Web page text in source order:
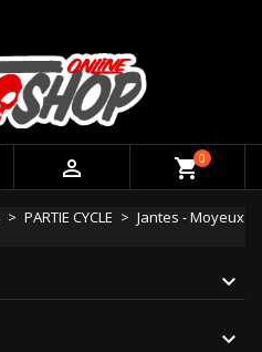
 shopping_cart0
PARTIE CYCLE
Jantes - Moyeux